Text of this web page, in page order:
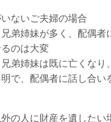
ないご夫婦の場合
妹が多く、配偶者に
のは大変
既に亡くなり、
で、配偶者に話し合い
の人に財産を遺したい